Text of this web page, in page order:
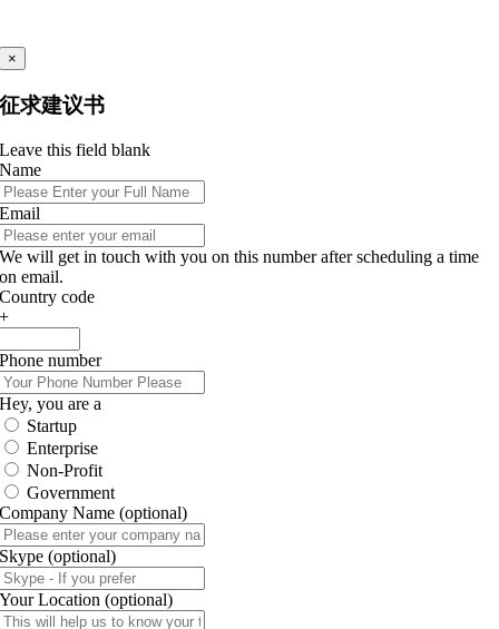
×
征求建议书
Leave this field blank
Name
Email
We will get in touch with you on this number after scheduling a time
on email.
Country code
+
Phone number
Hey, you are a
Startup
Enterprise
Non-Profit
Government
Company Name (optional)
Skype (optional)
Your Location (optional)